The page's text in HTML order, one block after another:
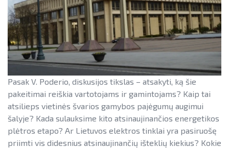
Pasak V. Poderio, diskusijos tikslas – atsakyti, ką šie
pakeitimai reiškia vartotojams ir gamintojams? Kaip tai
atsilieps vietinės švarios gamybos pajėgumų augimui
šalyje? Kada sulauksime kito atsinaujinančios energetikos
plėtros etapo? Ar Lietuvos elektros tinklai yra pasiruošę
priimti vis didesnius atsinaujinančių išteklių kiekius? Kokie